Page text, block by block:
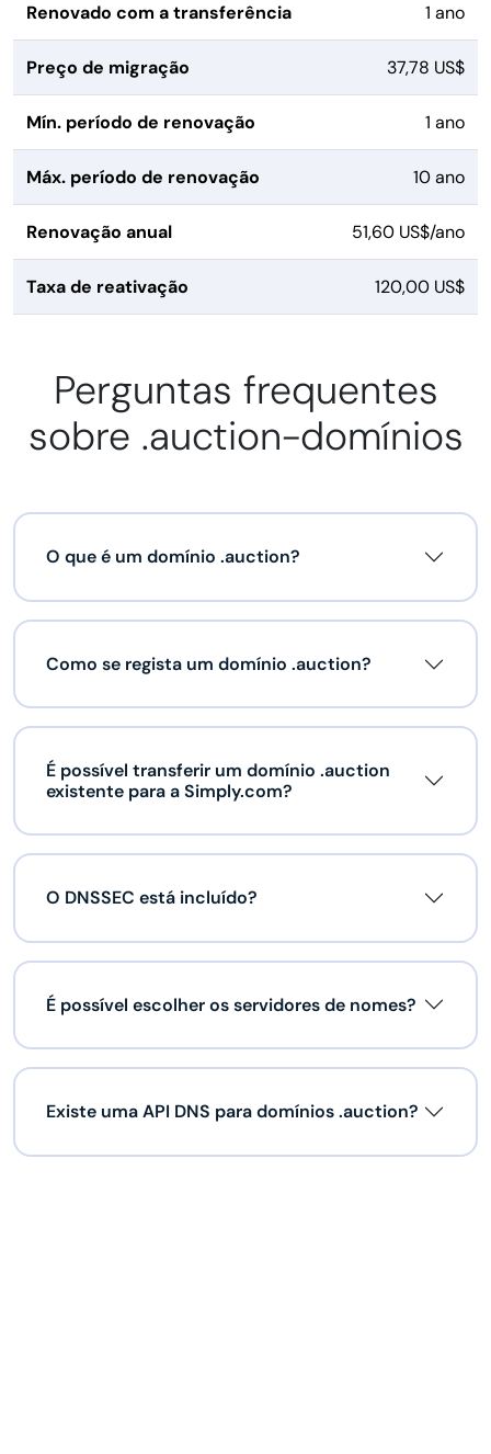
Renovado com a transferência 1 ano
Preço de migração 37,78 US$
Mín. período de renovação 1 ano
Máx. período de renovação 10 ano
Renovação anual 51,60 US$/ano
Taxa de reativação 120,00 US$
Perguntas frequentes
sobre .auction-domínios
O que é um domínio .auction?
Como se regista um domínio .auction?
É possível transferir um domínio .auction
existente para a Simply.com?
O DNSSEC está incluído?
É possível escolher os servidores de nomes?
Existe uma API DNS para domínios .auction?